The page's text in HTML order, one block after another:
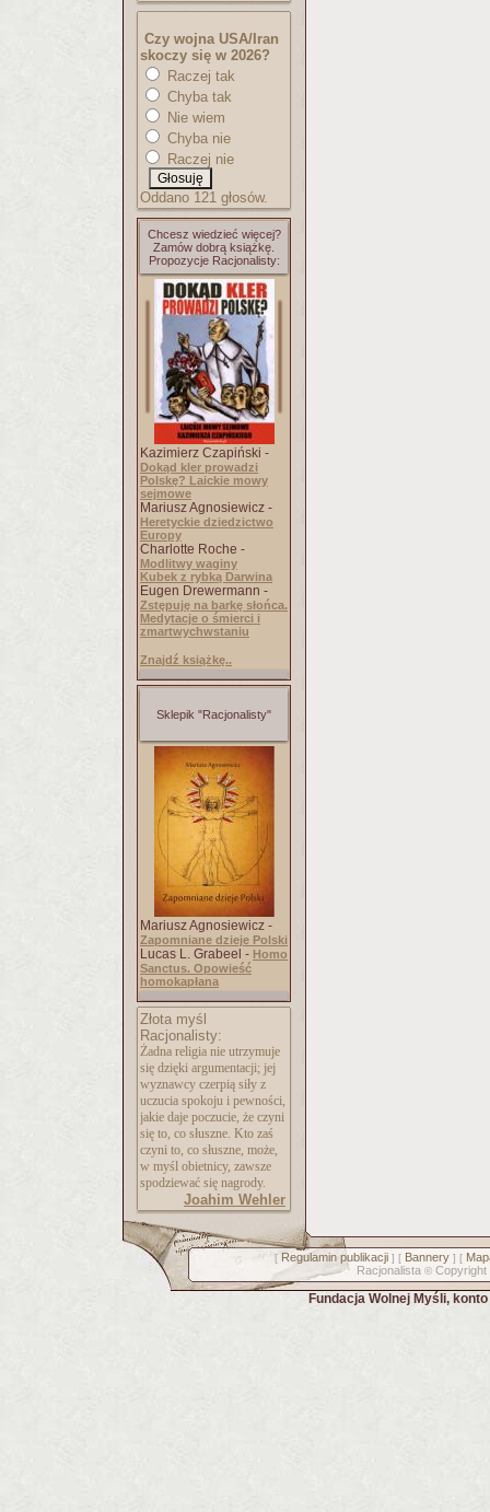
Czy wojna USA/Iran
skoczy się w 2026?
Raczej tak
Chyba tak
Nie wiem
Chyba nie
Raczej nie
Oddano 121 głosów.
Chcesz wiedzieć więcej?
Zamów dobrą książkę.
Propozycje Racjonalisty:
Kazimierz Czapiński -
Dokąd kler prowadzi
Polskę? Laickie mowy
sejmowe
Mariusz Agnosiewicz -
Heretyckie dziedzictwo
Europy
Charlotte Roche -
Modlitwy waginy
Kubek z rybką Darwina
Eugen Drewermann -
Zstępuję na barkę słońca.
Medytacje o śmierci i
zmartwychwstaniu
Znajdź książkę..
Sklepik "Racjonalisty"
Mariusz Agnosiewicz -
Zapomniane dzieje Polski
Lucas L. Grabeel - Homo
Sanctus. Opowieść
homokapłana
Złota myśl
Racjonalisty:
Żadna religia nie utrzymuje
się dzięki argumentacji; jej
wyznawcy czerpią siły z
uczucia spokoju i pewności,
jakie daje poczucie, że czyni
się to, co słuszne. Kto zaś
czyni to, co słuszne, może,
w myśl obietnicy, zawsze
spodziewać się nagrody.
Joahim Wehler
[ Regulamin publikacji] [ Bannery] [
Racjonalista © Copyright
Fundacja Wolnej Myśli,